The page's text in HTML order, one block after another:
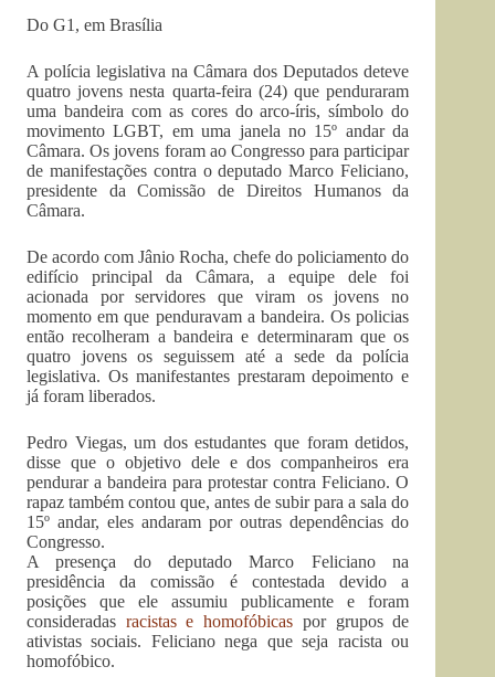
Do G1, em Brasília
A polícia legislativa na Câmara dos Deputados deteve
quatro jovens nesta quarta-feira (24) que penduraram
uma bandeira com as cores do arco-íris, símbolo do
movimento LGBT, em uma janela no 15º andar da
Câmara. Os jovens foram ao Congresso para participar
de manifestações contra o deputado Marco Feliciano,
presidente da Comissão de Direitos Humanos da
Câmara.
De acordo com Jânio Rocha, chefe do policiamento do
edifício principal da Câmara, a equipe dele foi
acionada por servidores que viram os jovens no
momento em que penduravam a bandeira. Os policias
então recolheram a bandeira e determinaram que os
quatro jovens os seguissem até a sede da polícia
legislativa. Os manifestantes prestaram depoimento e
já foram liberados.
Pedro Viegas, um dos estudantes que foram detidos,
disse que o objetivo dele e dos companheiros era
pendurar a bandeira para protestar contra Feliciano. O
rapaz também contou que, antes de subir para a sala do
15º andar, eles andaram por outras dependências do
Congresso.
A presença do deputado Marco Feliciano na
presidência da comissão é contestada devido a
posições que ele assumiu publicamente e foram
consideradas racistas e homofóbicas por grupos de
ativistas sociais. Feliciano nega que seja racista ou
homofóbico.